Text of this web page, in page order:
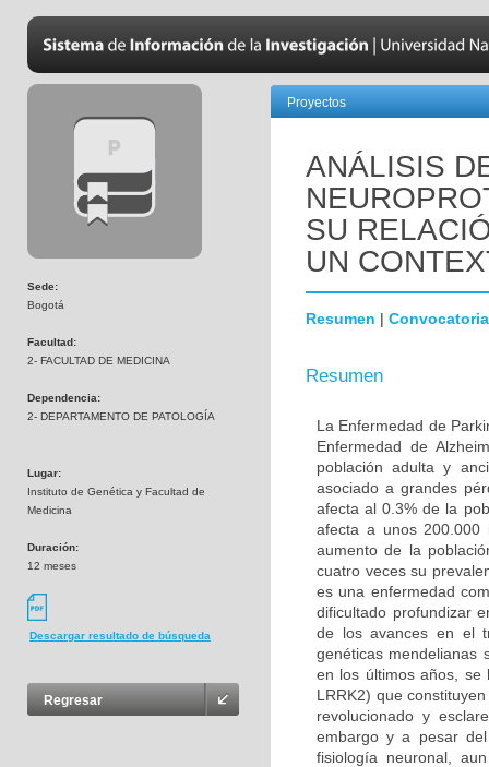
Sede:
Bogotá
Facultad:
2- FACULTAD DE MEDICINA
Dependencia:
2- DEPARTAMENTO DE PATOLOGÍA
Lugar:
Instituto de Genética y Facultad de
Medicina
Duración:
12 meses
Descargar resultado de búsqueda
Regresar
Proyectos
ANÁLISIS
SU
UN
Resumen | Convocatoria
Resumen
La Enfermedad de
Enfermedad de
población adulta y
asociado a grandes
afecta al 0.3% de la
afecta a unos 200.000
aumento de la
cuatro veces su
es una enfermedad
dificultado profundizar
de los avances en el
genéticas mendelianas
en los últimos años, se
LRRK2) que
revolucionado y
embargo y a pesar
fisiología neuronal,